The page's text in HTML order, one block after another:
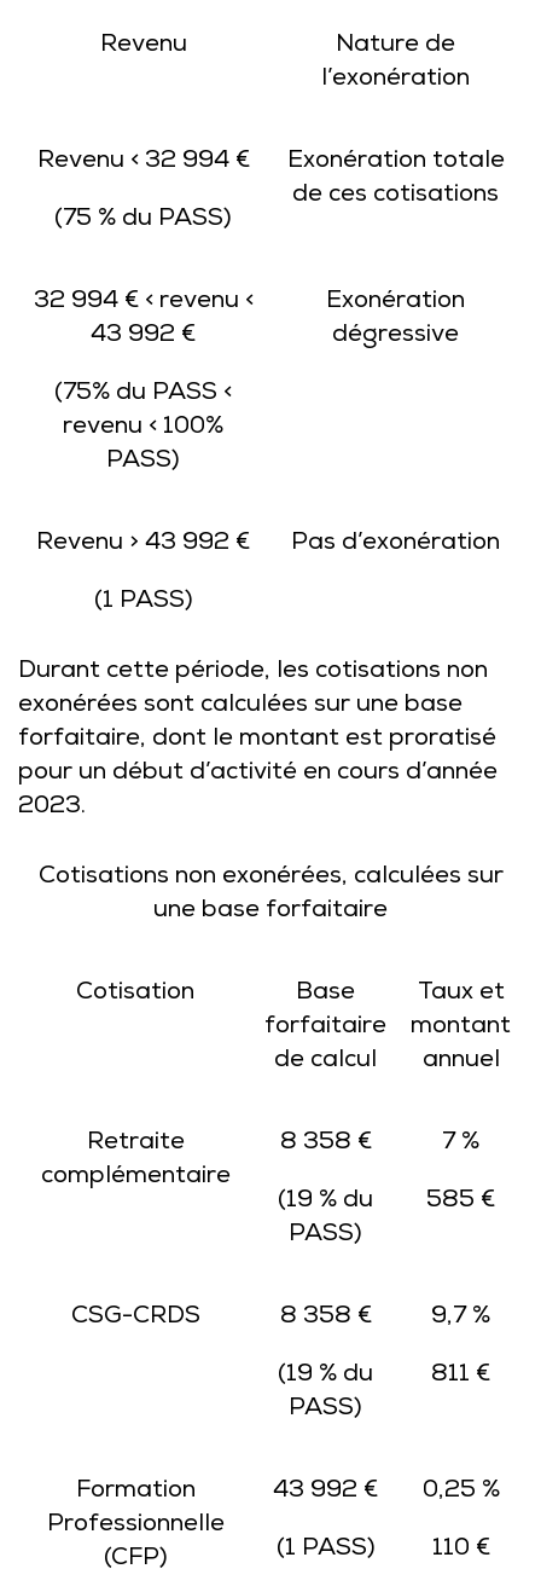
Revenu
Nature de
l’exonération
Revenu < 32 994 €
(75 % du PASS)
Exonération totale
de ces cotisations
32 994 € < revenu <
43 992 €
(75% du PASS <
revenu < 100%
PASS)
Exonération
dégressive
Revenu > 43 992 €
(1 PASS)
Pas d’exonération
Durant cette période, les cotisations non
exonérées sont calculées sur une base
forfaitaire, dont le montant est proratisé
pour un début d’activité en cours d’année
2023.
Cotisations non exonérées, calculées sur
une base forfaitaire
Cotisation
Base
forfaitaire
de calcul
Taux et
montant
annuel
Retraite
complémentaire
8 358 €
(19 % du
PASS)
7 %
585 €
CSG-CRDS
8 358 €
(19 % du
PASS)
9,7 %
811 €
Formation
Professionnelle
(CFP)
43 992 €
(1 PASS)
0,25 %
110 €